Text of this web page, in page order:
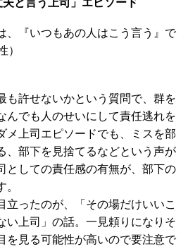
、『いつもあの人はこう言う』で
）
許せないかという質問で、群を
んでも人のせいにして責任逃れを
メ上司エピソードでも、ミスを部
、部下を見捨てるなどという声が
としての責任感の有無が、部下の
ったのが、「その場だけいいこ
い上司」の話。一見頼りになりそ
を見る可能性が高いので要注意で